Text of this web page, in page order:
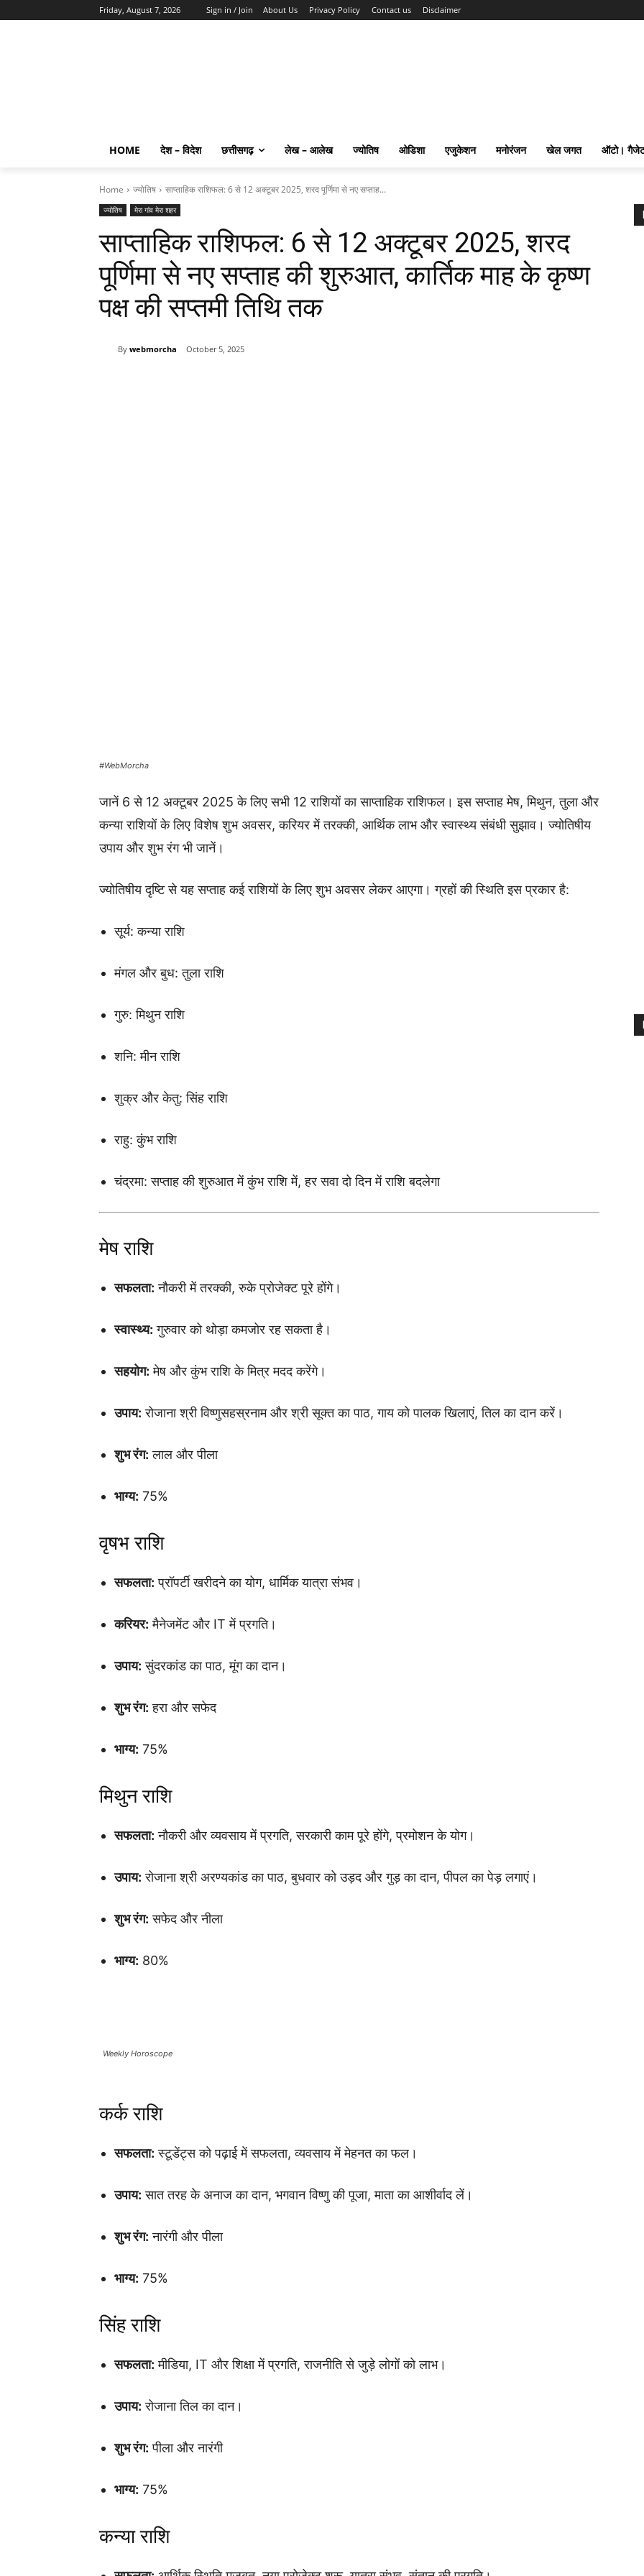
Friday, August 7, 2026 Sign in / Join About Us Privacy Policy Contact us Disclaimer
HOME देश – विदेश छत्तीसगढ़ लेख – आलेख ज्योतिष ओडिशा एजुकेशन मनोरंजन खेल जगत ऑटो।
Home ज्योतिष साप्ताहिक राशिफल: 6 से 12 अक्टूबर 2025, शरद पूर्णिमा से नए सप्ताह...
ज्योतिष मेरा गांव मेरा शहर
साप्ताहिक राशिफल: 6 से 12 अक्टूबर 2025, शरद
पूर्णिमा से नए सप्ताह की शुरुआत, कार्तिक माह के कृष्ण
पक्ष की सप्तमी तिथि तक
By webmorcha October 5, 2025
#WebMorcha
जानें 6 से 12 अक्टूबर 2025 के लिए सभी 12 राशियों का साप्ताहिक राशिफल। इस सप्ताह मेष, मिथुन, तुला और
कन्या राशियों के लिए विशेष शुभ अवसर, करियर में तरक्की, आर्थिक लाभ और स्वास्थ्य संबंधी सुझाव। ज्योतिषीय
उपाय और शुभ रंग भी जानें।
ज्योतिषीय दृष्टि से यह सप्ताह कई राशियों के लिए शुभ अवसर लेकर आएगा। ग्रहों की स्थिति इस प्रकार है:
सूर्य: कन्या राशि
मंगल और बुध: तुला राशि
गुरु: मिथुन राशि
शनि: मीन राशि
शुक्र और केतु: सिंह राशि
राहु: कुंभ राशि
चंद्रमा: सप्ताह की शुरुआत में कुंभ राशि में, हर सवा दो दिन में राशि बदलेगा
मेष राशि
सफलता: नौकरी में तरक्की, रुके प्रोजेक्ट पूरे होंगे।
स्वास्थ्य: गुरुवार को थोड़ा कमजोर रह सकता है।
सहयोग: मेष और कुंभ राशि के मित्र मदद करेंगे।
उपाय: रोजाना श्री विष्णुसहस्रनाम और श्री सूक्त का पाठ, गाय को पालक खिलाएं, तिल का दान करें।
शुभ रंग: लाल और पीला
भाग्य: 75%
वृषभ राशि
सफलता: प्रॉपर्टी खरीदने का योग, धार्मिक यात्रा संभव।
करियर: मैनेजमेंट और IT में प्रगति।
उपाय: सुंदरकांड का पाठ, मूंग का दान।
शुभ रंग: हरा और सफेद
भाग्य: 75%
मिथुन राशि
सफलता: नौकरी और व्यवसाय में प्रगति, सरकारी काम पूरे होंगे, प्रमोशन के योग।
उपाय: रोजाना श्री अरण्यकांड का पाठ, बुधवार को उड़द और गुड़ का दान, पीपल का पेड़ लगाएं।
शुभ रंग: सफेद और नीला
भाग्य: 80%
Weekly Horoscope
कर्क राशि
सफलता: स्टूडेंट्स को पढ़ाई में सफलता, व्यवसाय में मेहनत का फल।
उपाय: सात तरह के अनाज का दान, भगवान विष्णु की पूजा, माता का आशीर्वाद लें।
शुभ रंग: नारंगी और पीला
भाग्य: 75%
सिंह राशि
सफलता: मीडिया, IT और शिक्षा में प्रगति, राजनीति से जुड़े लोगों को लाभ।
उपाय: रोजाना तिल का दान।
शुभ रंग: पीला और नारंगी
भाग्य: 75%
कन्या राशि